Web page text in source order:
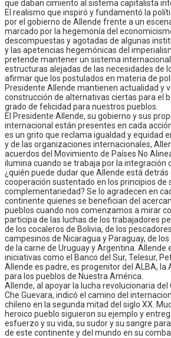
que daban cimiento al sistema capitalista
El realismo que inspiró y fundamentó la
por el gobierno de Allende frente a un
marcado por la hegemonía del
descompuestas y agotadas de algunas
y las apetencias hegemónicas del
pretende mantener un sistema
estructuras alejadas de las necesidades de
afirmar que los postulados en materia de
Presidente Allende mantienen actualidad y
construcción de alternativas ciertas para el
grado de felicidad para nuestros pueblos.
El Presidente Allende, su gobierno y sus
internacional están presentes en cada
es un grito que reclama igualdad y equidad
y de las organizaciones internacionales,
acuerdos del Movimiento de Países No
ilumina cuando se trabaja por la integración
¿quién puede dudar que Allende está detrás
cooperación sustentado en los principios de
complementariedad? Se lo agradecen en
continente quienes se benefician del
pueblos cuando nos comenzamos a mirar
participa de las luchas de los trabajadores
de los cocaleros de Bolivia, de los
campesinos de Nicaragua y Paraguay, de
de la carne de Uruguay y Argentina. Allende
iniciativas como el Banco del Sur, Telesur,
Allende es padre, es progenitor del ALBA, la
para los pueblos de Nuestra América.
Allende, al apoyar la lucha revolucionaria
Che Guevara, indicó el camino del
chileno en la segunda mitad del siglo XX.
heroico pueblo siguieron su ejemplo y
esfuerzo y su vida, su sudor y su sangre
de este continente y del mundo en su